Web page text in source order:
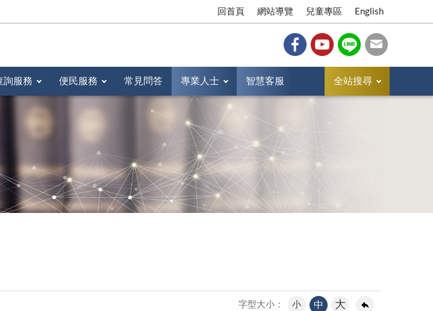
回首頁 網站導覽 兒童專區 English
詢服務 便民服務 常見問答 專業人士 智慧客服 全站搜尋
字型大小： 小 中 大